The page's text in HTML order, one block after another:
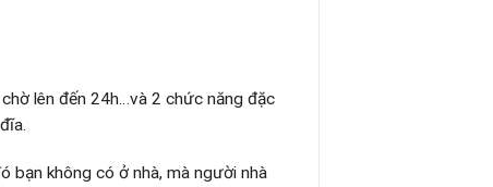
lên đến 24h…và 2 chức năng đặc
bạn không có ở nhà, mà người nhà